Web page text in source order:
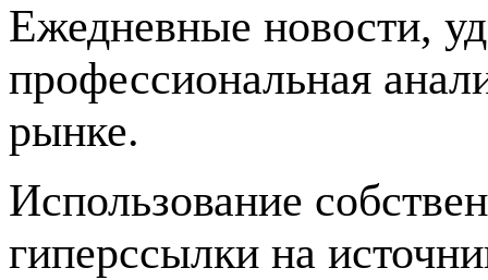
Ежедневные новости,
профессиональная
рынке.
Использование
гиперссылки на